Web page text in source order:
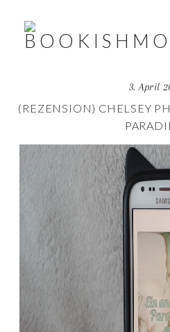
3. April
(REZENSION) CHELSEY